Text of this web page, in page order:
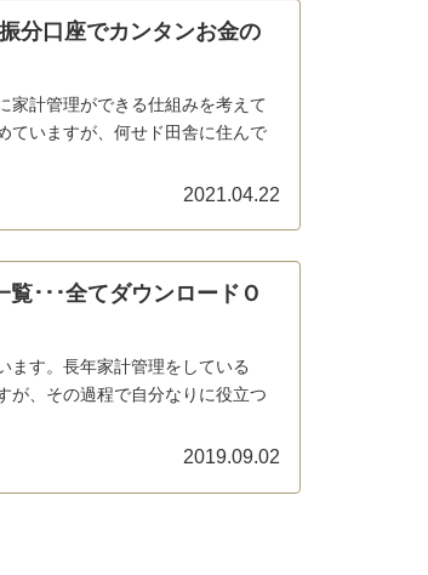
分口座でカンタンお金の
家計管理ができる仕組みを考えて
ていますが、何せド田舎に住んで
2021.04.22
･･･全てダウンロードＯ
ます。長年家計管理をしている
が、その過程で自分なりに役立つ
2019.09.02